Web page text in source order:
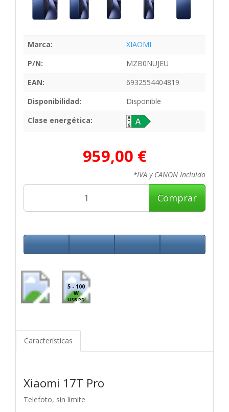
Marca:
XIAOMI
P/N:
MZB0NUJEU
EAN:
6932554404819
Disponibilidad:
Disponible
Clase energética:
959,00 €
*IVA y CANON Incluido
Comprar
5 - 100
W
USB PD
Características
Xiaomi 17T Pro
Telefoto, sin límite